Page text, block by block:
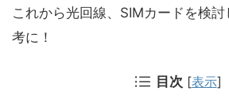
これから光回線、SIMカードを検
考に！
目次 [表示]